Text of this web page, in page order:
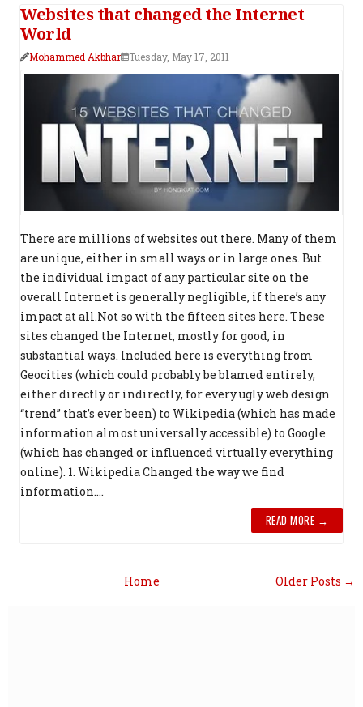
Websites that changed the Internet
World
Mohammed Akbhar Tuesday, May 17, 2011
There are millions of websites out there. Many of them
are unique, either in small ways or in large ones. But
the individual impact of any particular site on the
overall Internet is generally negligible, if there’s any
impact at all.Not so with the fifteen sites here. These
sites changed the Internet, mostly for good, in
substantial ways. Included here is everything from
Geocities (which could probably be blamed entirely,
either directly or indirectly, for every ugly web design
“trend” that’s ever been) to Wikipedia (which has made
information almost universally accessible) to Google
(which has changed or influenced virtually everything
online). 1. Wikipedia Changed the way we find
information....
READ MORE →
Older Posts →
Home